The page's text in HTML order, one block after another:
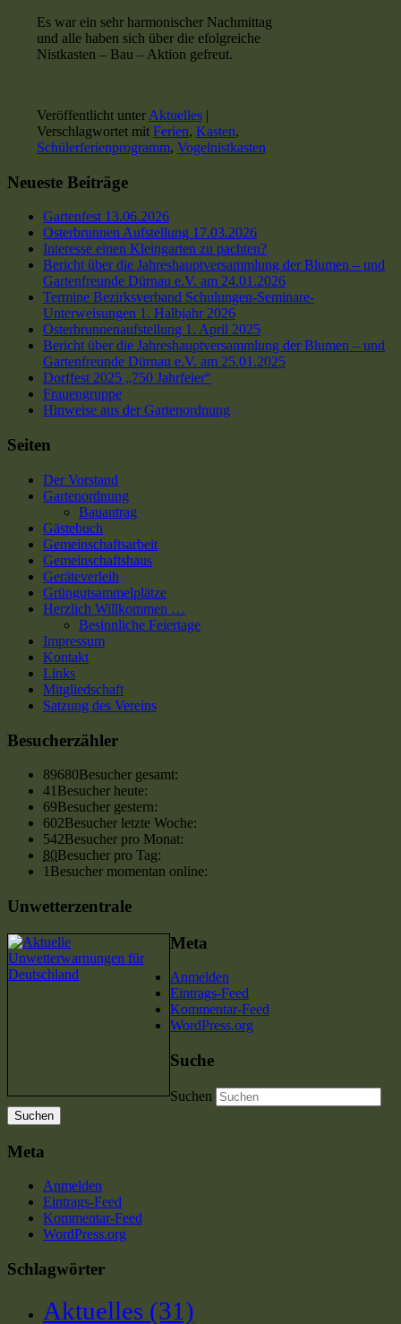
Es war ein sehr harmonischer Nachmittag
und alle haben sich über die efolgreiche
Nistkasten – Bau – Aktion gefreut.
Veröffentlicht unter Aktuelles |
Verschlagwortet mit Ferien, Kasten,
Schülerferienprogramm, Vogelnistkasten
Neueste Beiträge
Gartenfest 13.06.2026
Osterbrunnen Aufstellung 17.03.2026
Interesse einen Kleingarten zu pachten?
Bericht über die Jahreshauptversammlung der Blumen – und
Gartenfreunde Dürnau e.V. am 24.01.2026
Termine Bezirksverband Schulungen-Seminare-
Unterweisungen 1. Halbjahr 2026
Osterbrunnenaufstellung 1. April 2025
Bericht über die Jahreshauptversammlung der Blumen – und
Gartenfreunde Dürnau e.V. am 25.01.2025
Dorffest 2025 „750 Jahrfeier“
Frauengruppe
Hinweise aus der Gartenordnung
Seiten
Der Vorstand
Gartenordnung
Bauantrag
Gästebuch
Gemeinschaftsarbeit
Gemeinschaftshaus
Geräteverleih
Grüngutsammelplätze
Herzlich Willkommen …
Besinnliche Feiertage
Impressum
Kontakt
Links
Mitgliedschaft
Satzung des Vereins
Besucherzähler
89680Besucher gesamt:
41 Besucher heute:
69Besucher gestern:
602Besucher letzte Woche:
542Besucher pro Monat:
80Besucher pro Tag:
1 Besucher momentan online:
Unwetterzentrale
Meta
Anmelden
Eintrags-Feed
Kommentar-Feed
WordPress.org
Suche
Suchen
Meta
Anmelden
Eintrags-Feed
Kommentar-Feed
WordPress.org
Schlagwörter
Aktuelles (31)